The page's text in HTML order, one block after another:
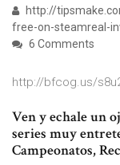
http://
free-on-steamreal-
6 Comments
http://bfcog.us/
Ven y echale un
series muy
Campeonatos,